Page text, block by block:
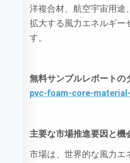
洋複合材、航空宇宙用途
拡大する風力エネルギー
す。
無料サンプルレポートの
pvc-foam-core-
主要な市場推進要因と機
市場は、世界的な風力エ